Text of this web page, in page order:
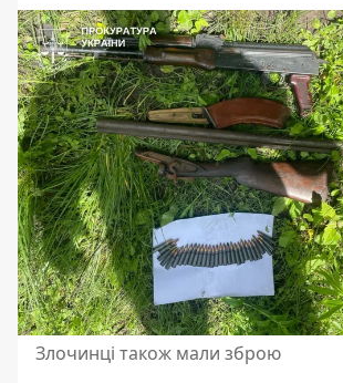
Злочинці також мали зброю